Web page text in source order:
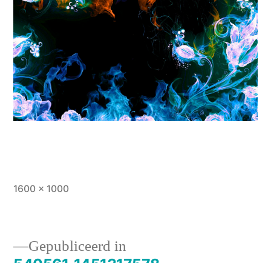
Volledige
1600 × 1000
Gepubliceerd in